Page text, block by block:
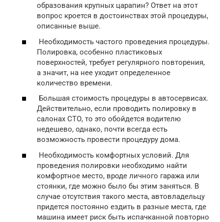
образования крупных царапин? Ответ на этот
вопрос кроется в достоинствах этой процедуры,
описанные выше.
Необходимость частого проведения процедуры.
Полировка, особенно пластиковых
поверхностей, требует регулярного повторения,
а значит, на нее уходит определенное
количество времени.
Большая стоимость процедуры в автосервисах.
Действительно, если проводить полировку в
салонах СТО, то это обойдется водителю
недешево, однако, почти всегда есть
возможность провести процедуру дома.
Необходимость комфортных условий. Для
проведения полировки необходимо найти
комфортное место, вроде личного гаража или
стоянки, где можно было бы этим заняться. В
случае отсутствия такого места, автовладельцу
придется постоянно ездить в разные места, где
машина имеет риск быть испачканной повторно